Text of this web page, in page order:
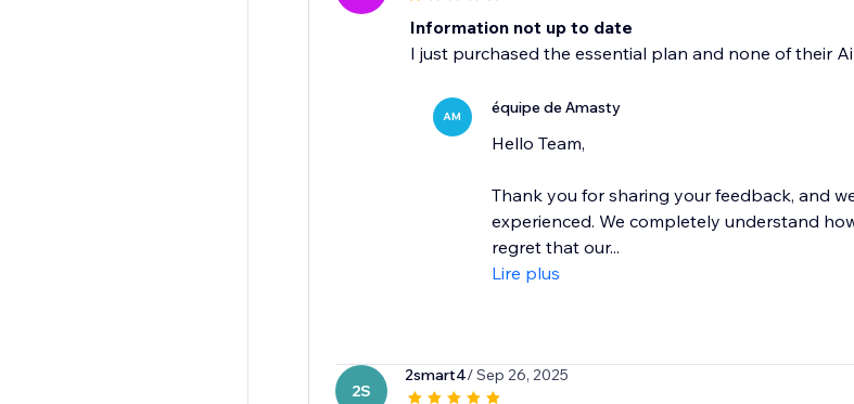
Information not up to date
I just purchased the essential plan and none of their
AM équipe de Amasty
Hello Team,
Thank you for sharing your feedback, and
experienced. We completely understand
regret that our...
Lire plus
2S
2smart4/ Sep 26, 2025